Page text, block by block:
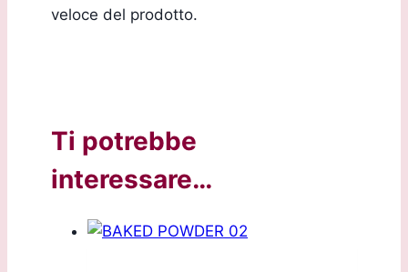
veloce del prodotto.
Ti potrebbe
interessare…